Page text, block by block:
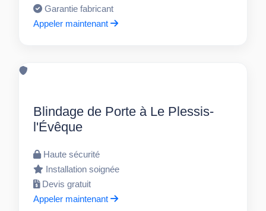
Garantie fabricant
Appeler maintenant
Blindage de Porte à Le Plessis-
l'Évêque
Haute sécurité
Installation soignée
Devis gratuit
Appeler maintenant